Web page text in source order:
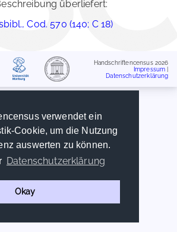
verwendet ein
Cookie, um die Nutzung
auswerten zu können.
Datenschutzerklärung
Okay
überliefert:
Cod. 570 (140; C 18)
Handschriftencensus 2026
Impressum
Datenschutzerklärung